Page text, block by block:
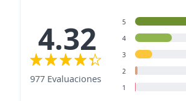
4.32
977 Evaluaciones
5
4
3
2
1